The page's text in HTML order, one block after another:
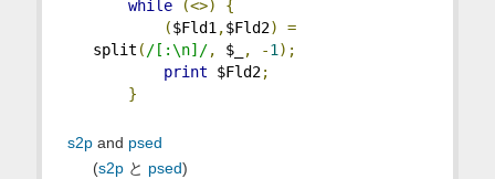
while (<>)
{
($Fld1,$Fld2)
=
split (/[:\n]/, $_ , -1);
print $Fld2;
}
s2pand psed
(s2pと psed)